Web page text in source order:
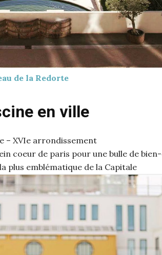
de la Redorte
en ville
– XVIe arrondissement
coeur de paris pour une bulle de
plus emblématique de la Capitale